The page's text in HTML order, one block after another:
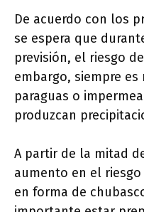
De acuerdo con los
se espera que
previsión, el riesgo
embargo, siempre
paraguas o
produzcan
A partir de la mitad
aumento en el
en forma de